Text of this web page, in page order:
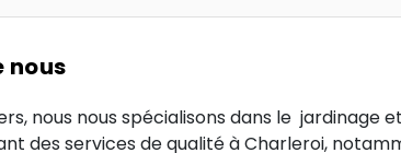
nous
nous nous spécialisons dans le jardinage
des services de qualité à Charleroi,